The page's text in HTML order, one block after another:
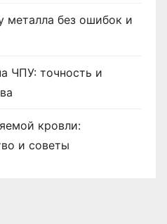
металла без ошибок и
ЧПУ: точность и
кровли:
и советы